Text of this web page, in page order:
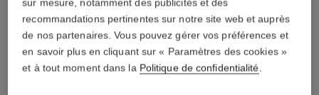
sur mesure, notamment des publicités et des
recommandations pertinentes sur notre site web et auprès
de nos partenaires. Vous pouvez gérer vos préférences et
en savoir plus en cliquant sur « Paramètres des cookies »
et à tout moment dans la Politique de confidentialité.